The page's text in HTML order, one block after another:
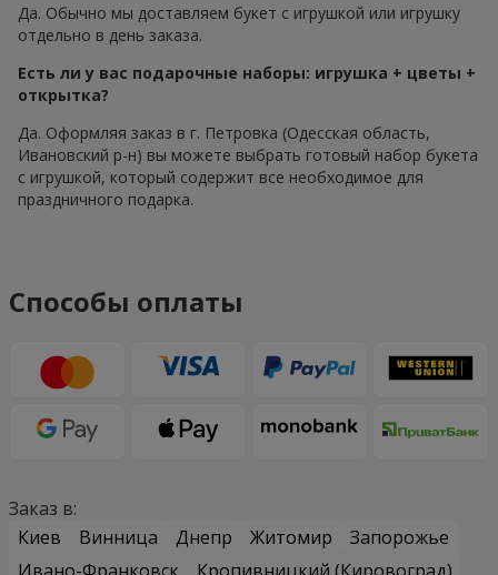
Да. Обычно мы доставляем букет с игрушкой или игрушку
отдельно в день заказа.
Есть ли у вас подарочные наборы: игрушка + цветы +
открытка?
Да. Оформляя заказ в г. Петровка (Одесская область,
Ивановский р-н) вы можете выбрать готовый набор букета
с игрушкой, который содержит все необходимое для
праздничного подарка.
Способы оплаты
Заказ в:
Киев
Винница Днепр Житомир
Запорожье